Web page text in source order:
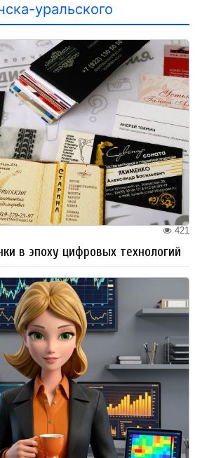
уральского
421
в эпоху цифровых технологий